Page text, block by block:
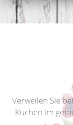
Verweilen Sie
Kuchen im